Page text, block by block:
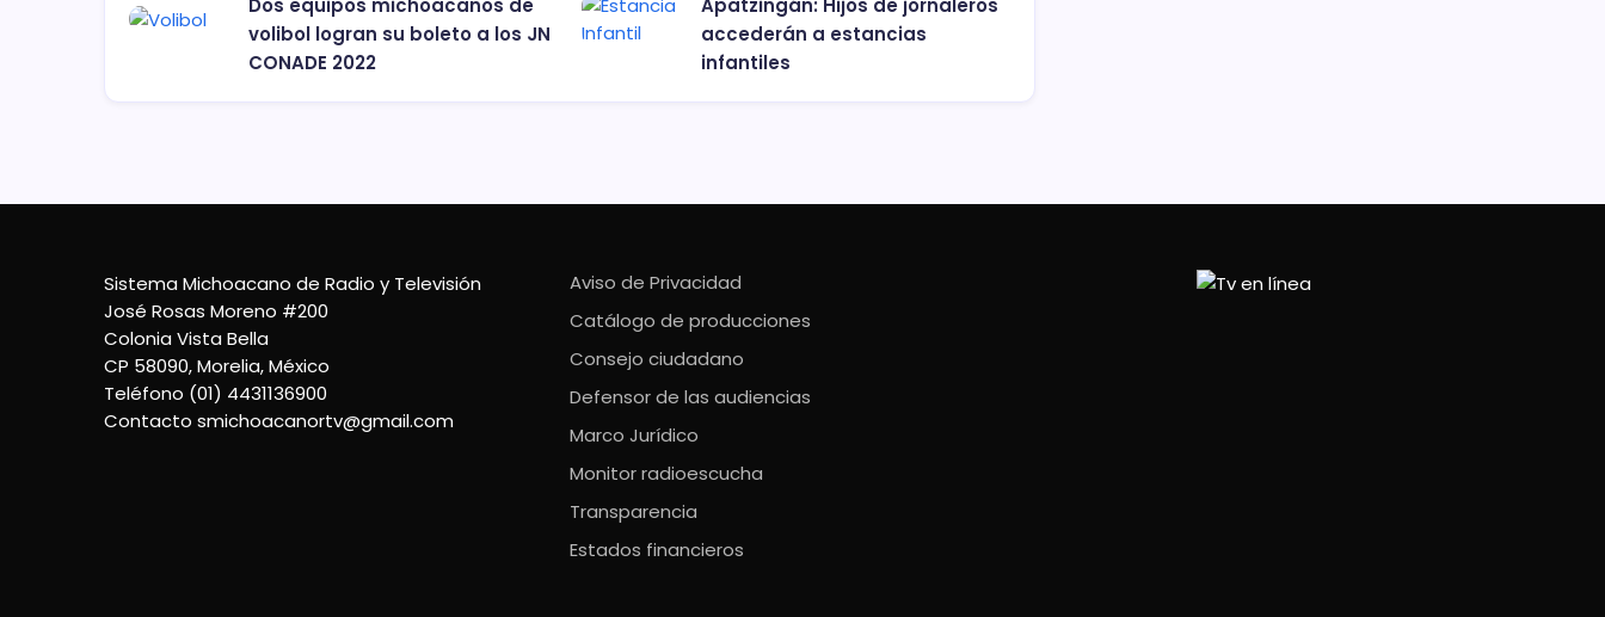
Dos equipos michoacanos de
volibol logran su boleto a los JN
CONADE 2022
Apatzingán: Hijos de jornaleros
accederán a estancias
infantiles
Sistema Michoacano de Radio y Televisión
José Rosas Moreno #200
Colonia Vista Bella
CP 58090, Morelia, México
Teléfono (01) 4431136900
Contacto smichoacanortv@gmail.com
Aviso de Privacidad
Catálogo de producciones
Consejo ciudadano
Defensor de las audiencias
Marco Jurídico
Monitor radioescucha
Transparencia
Estados financieros